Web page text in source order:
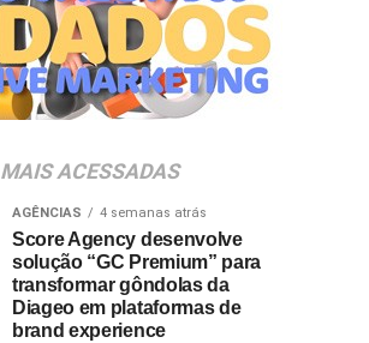
MAIS ACESSADAS
AGÊNCIAS 4 semanas atrás
Score Agency desenvolve
solução “GC Premium” para
transformar gôndolas da
Diageo em plataformas de
brand experience